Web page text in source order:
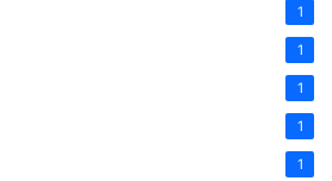
1
1
1
1
1